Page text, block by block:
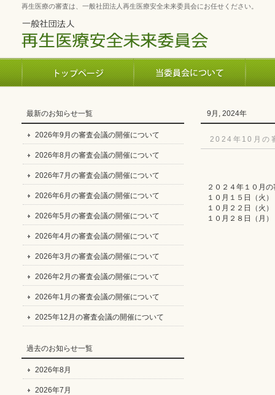
再生医療の審査は、一般社団法人再生医療安全未来委員会にお任せください。
9月, 2024年
2024年10月の
２０２４年１０月
１０月１５日（火）
１０月２２日（火）
１０月２８日（月）
最新のお知らせ一覧
2026年9月の審査会議の開催について
2026年8月の審査会議の開催について
2026年7月の審査会議の開催について
2026年6月の審査会議の開催について
2026年5月の審査会議の開催について
2026年4月の審査会議の開催について
2026年3月の審査会議の開催について
2026年2月の審査会議の開催について
2026年1月の審査会議の開催について
2025年12月の審査会議の開催について
過去のお知らせ一覧
2026年8月
2026年7月